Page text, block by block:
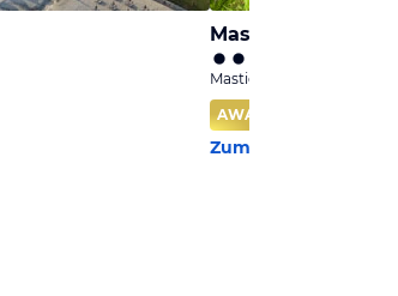
Mastichari Bay
Mastichari, Kos
AWARD
Zum Hotel